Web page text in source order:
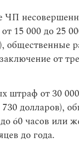
ЧП
15 000 до 25
общественные
от
штраф от 30
долларов),
60 часов или
до года.